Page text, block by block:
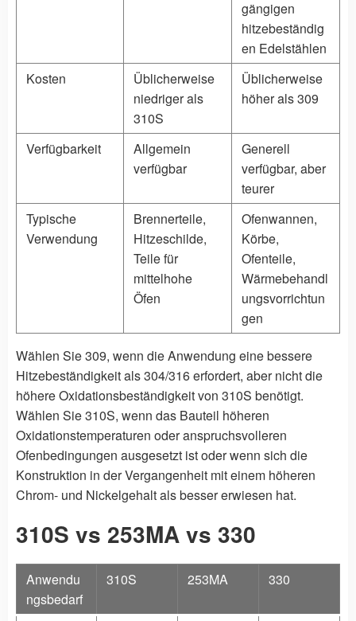
gängigen
hitzebeständig
en Edelstählen
Kosten
Üblicherweise
niedriger als
310S
Üblicherweise
höher als 309
Verfügbarkeit
Allgemein
verfügbar
Generell
verfügbar, aber
teurer
Typische
Verwendung
Brennerteile,
Hitzeschilde,
Teile für
mittelhohe
Öfen
Ofenwannen,
Körbe,
Ofenteile,
Wärmebehandl
ungsvorrichtun
gen
Wählen Sie 309, wenn die Anwendung eine bessere
Hitzebeständigkeit als 304/316 erfordert, aber nicht die
höhere Oxidationsbeständigkeit von 310S benötigt.
Wählen Sie 310S, wenn das Bauteil höheren
Oxidationstemperaturen oder anspruchsvolleren
Ofenbedingungen ausgesetzt ist oder wenn sich die
Konstruktion in der Vergangenheit mit einem höheren
Chrom- und Nickelgehalt als besser erwiesen hat.
310S vs 253MA vs 330
Anwendu
ngsbedarf
310S 253MA 330